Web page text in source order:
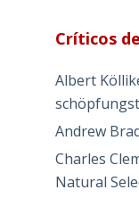
Críticos
Albert
Andrew
Charles
Natural